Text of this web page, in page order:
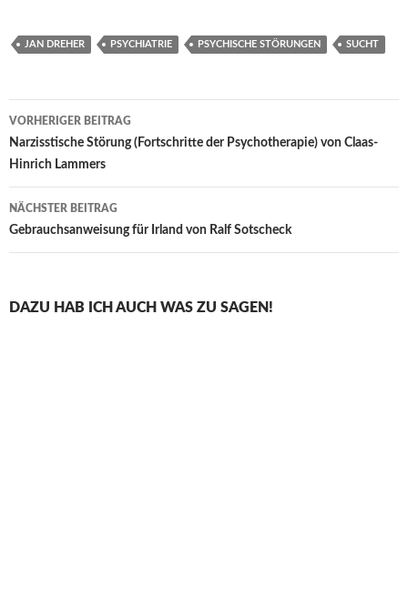
JAN DREHER PSYCHIATRIE PSYCHISCHE STÖRUNGEN SUCHT
Beitragsnavigation
VORHERIGER BEITRAG
Narzisstische Störung (Fortschritte der Psychotherapie) von Claas-
Hinrich Lammers
NÄCHSTER BEITRAG
Gebrauchsanweisung für Irland von Ralf Sotscheck
DAZU HAB ICH AUCH WAS ZU SAGEN!